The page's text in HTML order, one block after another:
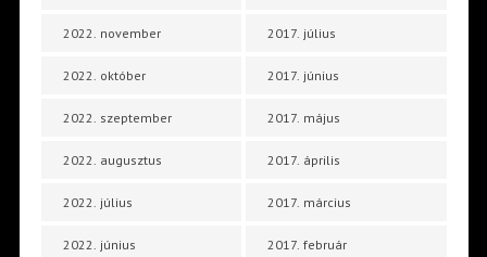
2022. november
2022. október
2022. szeptember
2022. augusztus
2022. július
2022. június
2017. július
2017. június
2017. május
2017. április
2017. március
2017. február